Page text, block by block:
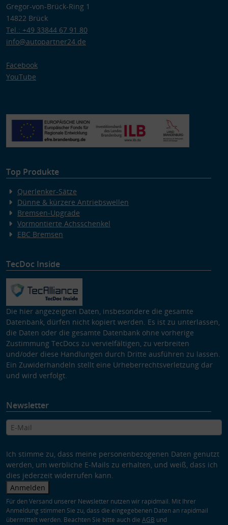
Gregor-von-Brück-Ring 1
14822 Brück
Tel.: +49 33844 67 91 80
info@autopartner24.de
Facebook
YouTube
Top Produkte
Querlenker-Sätze
Dünne & kürzere Antriebswellen
Bremsen-Upgrade
Vormontierte Achsschenkel
EBC Bremsen
TecDoc Inside
Die hier angezeigten Daten, insbesondere die gesamte
Datenbank, dürfen nicht kopiert werden. Es ist zu unterlassen,
die Daten oder die gesamte Datenbank ohne vorherige
Zustimmung TecDocs zu vervielfältigen, zu verbreiten
und/oder diese Handlungen durch Dritte ausführen zu lassen.
Ein Zuwiderhandeln stellt eine Urheberrechtsverletzung dar
und wird verfolgt.
Newsletter
Ich stimme zu, dass meine personenbezogenen Daten genutzt
werden, um werbliche E-Mails zu erhalten, und weiß, dass ich
dies jederzeit widerrufen kann.
Anmelden
Für den Versand unserer Newsletter nutzen wir rapidmail. Mit Ihrer
Anmeldung stimmen Sie zu, dass die eingegebenen Daten an rapidmail
übermittelt werden. Beachten Sie bitte auch die AGB und